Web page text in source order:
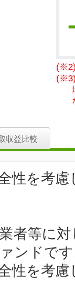
(※2)
(※3)
収益比較
性を考
者等に
ンドで
性を考